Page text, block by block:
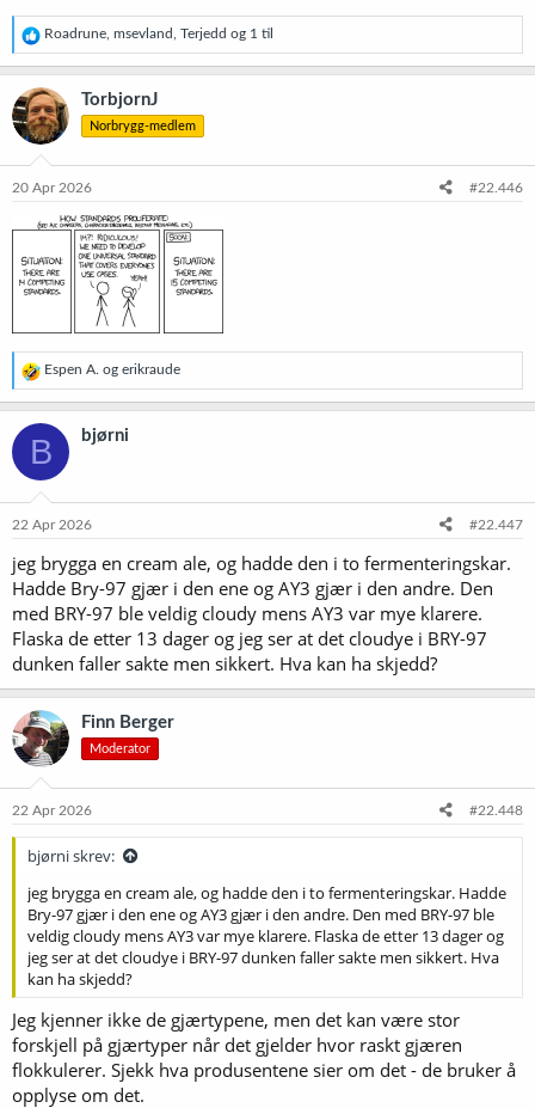
R
e
a
k
s
j
o
e
:
Roadrune msevland Terjedd og 1 til
TorbjornJ
Norbrygg-medlem
20 Apr 2026 #22.446
R
e
a
k
s
j
o
e
:
Espen A. og erikraude
B bjørni
22 Apr 2026 #22.447
jeg brygga en cream ale, og hadde den i to fermenteringskar.
Hadde Bry-97 gjær i den ene og AY3 gjær i den andre. Den
med BRY-97 ble veldig cloudy mens AY3 var mye klarere.
Flaska de etter 13 dager og jeg ser at det cloudye i BRY-97
dunken faller sakte men sikkert. Hva kan ha skjedd?
Finn Berger
Moderator
22 Apr 2026 #22.448
bjørni skrev:
jeg brygga en cream ale, og hadde den i to fermenteringskar. Hadde
Bry-97 gjær i den ene og AY3 gjær i den andre. Den med BRY-97 ble
veldig cloudy mens AY3 var mye klarere. Flaska de etter 13 dager og
jeg ser at det cloudye i BRY-97 dunken faller sakte men sikkert. Hva
kan ha skjedd?
Jeg kjenner ikke de gjærtypene, men det kan være stor
forskjell på gjærtyper når det gjelder hvor raskt gjæren
flokkulerer. Sjekk hva produsentene sier om det - de bruker å
opplyse om det.